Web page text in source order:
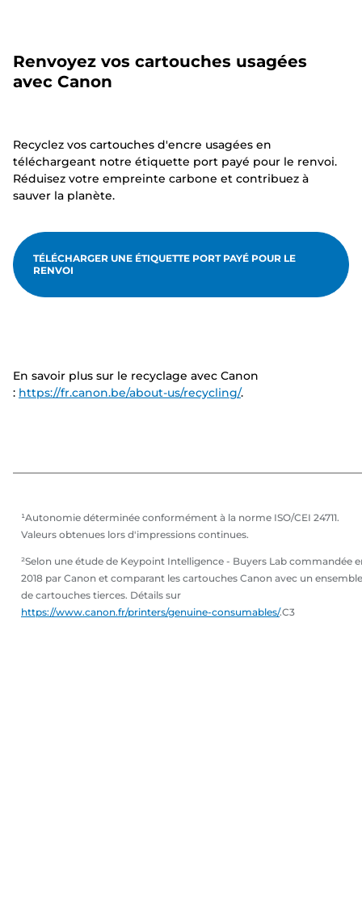
Renvoyez vos cartouches usagées
avec Canon
Recyclez vos cartouches d'encre usagées en
téléchargeant notre étiquette port payé pour le renvoi.
Réduisez votre empreinte carbone et contribuez à
sauver la planète.
TÉLÉCHARGER UNE ÉTIQUETTE PORT PAYÉ POUR LE
RENVOI
En savoir plus sur le recyclage avec Canon
: https://fr.canon.be/about-us/recycling/.
¹Autonomie déterminée conformément à la norme ISO/CEI 24711.
Valeurs obtenues lors d'impressions continues.
²Selon une étude de Keypoint Intelligence - Buyers Lab commandée
2018 par Canon et comparant les cartouches Canon avec un ensemble
de cartouches tierces. Détails sur
https://www.canon.fr/printers/genuine-consumables/.C3